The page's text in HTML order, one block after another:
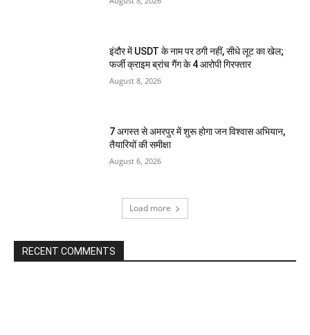
इंदौर में USDT के नाम पर ठगी नहीं, सीधे लूट का खेल;
फर्जी क्राइम ब्रांच गैंग के 4 आरोपी गिरफ्तार
August 8, 2026
7 अगस्त से अमरपुर में शुरू होगा जन विश्वास अभियान,
तैयारियों की समीक्षा
August 6, 2026
Load more
RECENT COMMENTS